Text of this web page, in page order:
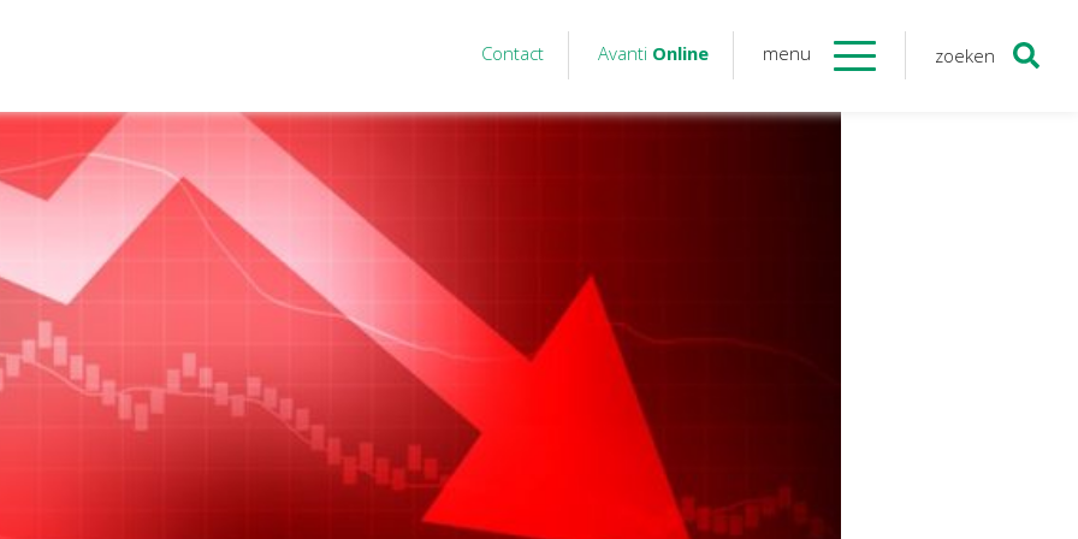
Contact Avanti Online menu zoeken
personeel
advies
Purmerend
Nieuws&informatie
Nieuwsbrief
Nieuwsoverzicht
Handige links
Downloads
Contact